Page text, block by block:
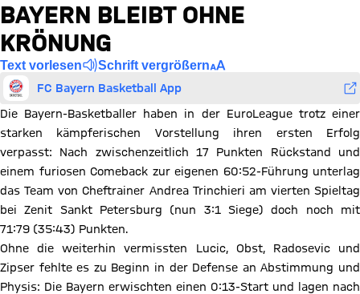
BAYERN BLEIBT OHNE
KRÖNUNG
Text vorlesen Schrift vergrößern
FC Bayern Basketball App
Die Bayern-Basketballer haben in der EuroLeague trotz einer
starken kämpferischen Vorstellung ihren ersten Erfolg
verpasst: Nach zwischenzeitlich 17 Punkten Rückstand und
einem furiosen Comeback zur eigenen 60:52-Führung unterlag
das Team von Cheftrainer Andrea Trinchieri am vierten Spieltag
bei Zenit Sankt Petersburg (nun 3:1 Siege) doch noch mit
71:79 (35:43) Punkten.
Ohne die weiterhin vermissten Lucic, Obst, Radosevic und
Zipser fehlte es zu Beginn in der Defense an Abstimmung und
Physis: Die Bayern erwischten einen 0:13-Start und lagen nach